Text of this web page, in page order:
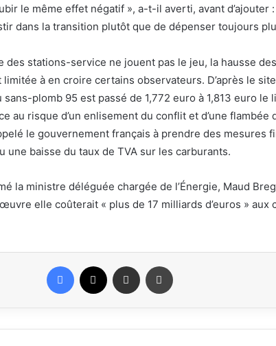
le même effet négatif », a-t-il averti, avant d’ajouter
dans la transition plutôt que de dépenser toujours
des stations-service ne jouent pas le jeu, la hausse
à en croire certains observateurs. D’après le
plomb 95 est passé de 1,772 euro à 1,813 euro le
au risque d’un enlisement du conflit et d’une flambée
le gouvernement français à prendre des mesures
une baisse du taux de TVA sur les carburants.
la ministre déléguée chargée de l’Énergie, Maud
elle coûterait « plus de 17 milliards d’euros » aux
Facebook Partager par email